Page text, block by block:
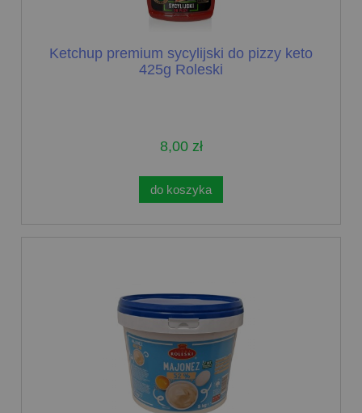
Ketchup premium sycylijski do pizzy keto
425g Roleski
8,00 zł
do koszyka